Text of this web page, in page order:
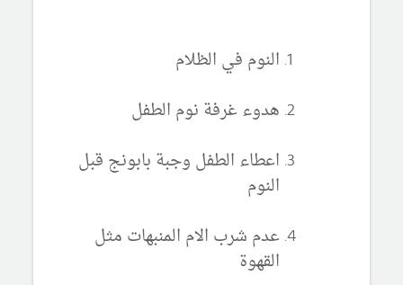
النوم في الظلام
هدوء غرفة نوم الطفل
اعطاء الطفل وجبة بابونج قبل
النوم
عدم شرب الام المنبهات مثل
القهوة